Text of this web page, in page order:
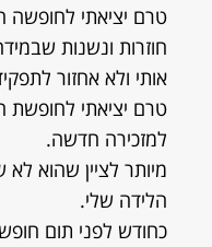
טרם יציאתי לחופשה
חוזרות ונשנות
אותי ולא אחזור
טרם יציאתי לחופשת
למזכירה חדשה.
מיותר לציין שהוא
הלידה שלי.
כחודש לפני תום